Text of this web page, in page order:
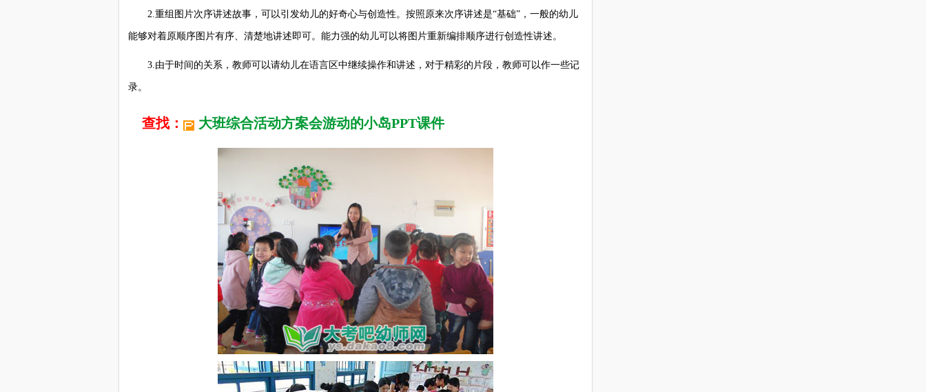
2.重组图片次序讲述故事，可以引发幼儿的好奇心与创造性。按照原来次序讲述是“基础”，一般的幼儿
能够对着原顺序图片有序、清楚地讲述即可。能力强的幼儿可以将图片重新编排顺序进行创造性讲述。
3.由于时间的关系，教师可以请幼儿在语言区中继续操作和讲述，对于精彩的片段，教师可以作一些记
录。
查找： 大班综合活动方案会游动的小岛PPT课件